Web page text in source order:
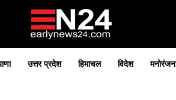
उत्तर प्रदेश हिमाचल विदेश मनोरंजन